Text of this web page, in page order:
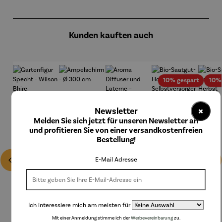
Kunden kauften auch
10% gespartRabatt
×
Newsletter
Melden Sie sich jetzt für unseren Newsletter an
und profitieren Sie von einer versandkostenfreien
Bestellung!
E-Mail Adresse
Ich interessiere mich am meisten für
Mit einer Anmeldung stimme ich derWerbevereinbarungzu.